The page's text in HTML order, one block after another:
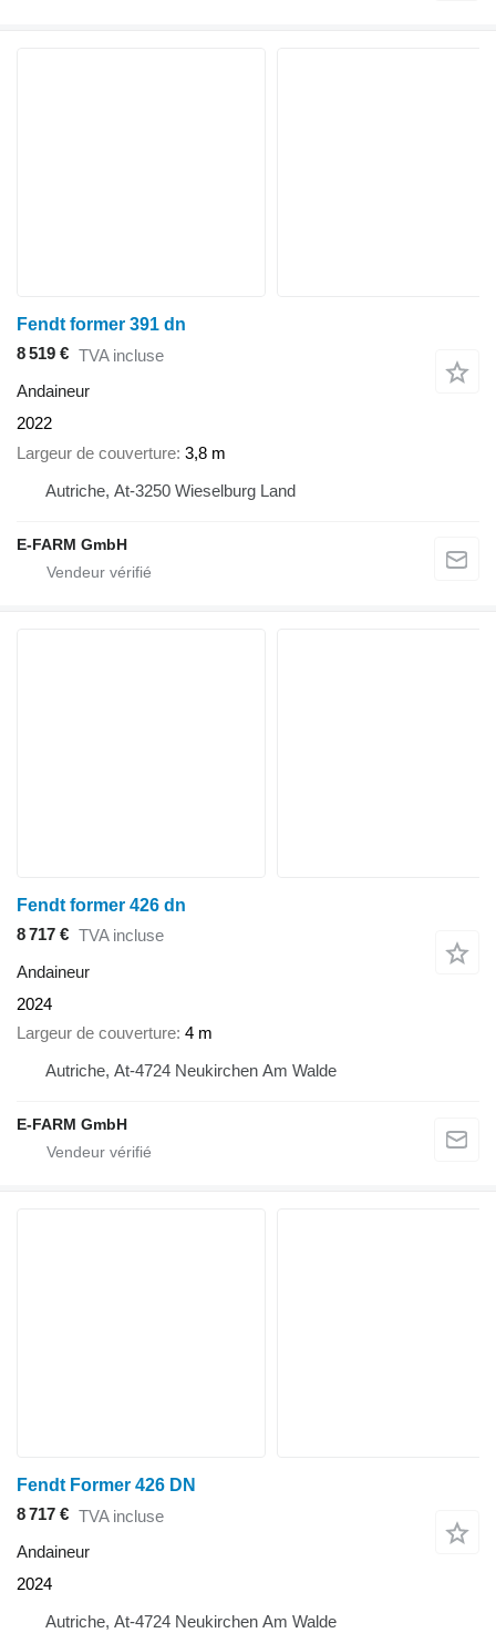
Fendt former 391 dn
8 519 € TVA incluse
Andaineur
2022
Largeur de couverture 3,8 m
Autriche, At-3250 Wieselburg Land
E-FARM GmbH
Fendt former 426 dn
8 717 € TVA incluse
Andaineur
2024
Largeur de couverture 4 m
Autriche, At-4724 Neukirchen Am Walde
E-FARM GmbH
Fendt Former 426 DN
8 717 € TVA incluse
Andaineur
2024
Autriche, At-4724 Neukirchen Am Walde